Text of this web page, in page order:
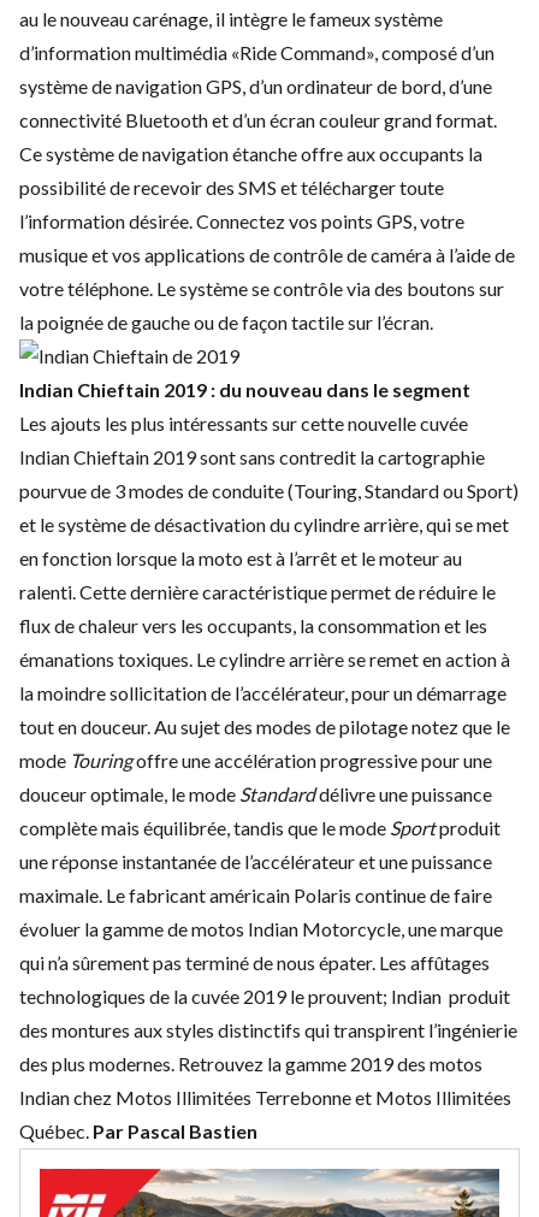
au le nouveau carénage, il intègre le fameux système
d’information multimédia «Ride Command», composé d’un
système de navigation GPS, d’un ordinateur de bord, d’une
connectivité Bluetooth et d’un écran couleur grand format.
Ce système de navigation étanche offre aux occupants la
possibilité de recevoir des SMS et télécharger toute
l’information désirée. Connectez vos points GPS, votre
musique et vos applications de contrôle de caméra à l’aide de
votre téléphone. Le système se contrôle via des boutons sur
la poignée de gauche ou de façon tactile sur l’écran.
Indian Chieftain 2019 : du nouveau dans le segment
Les ajouts les plus intéressants sur cette nouvelle cuvée
Indian Chieftain 2019 sont sans contredit la cartographie
pourvue de 3 modes de conduite (Touring, Standard ou Sport)
et le système de désactivation du cylindre arrière, qui se met
en fonction lorsque la moto est à l’arrêt et le moteur au
ralenti. Cette dernière caractéristique permet de réduire le
flux de chaleur vers les occupants, la consommation et les
émanations toxiques. Le cylindre arrière se remet en action à
la moindre sollicitation de l’accélérateur, pour un démarrage
tout en douceur. Au sujet des modes de pilotage notez que le
mode Touringoffre une accélération progressive pour une
douceur optimale, le mode Standarddélivre une puissance
complète mais équilibrée, tandis que le mode Sportproduit
une réponse instantanée de l’accélérateur et une puissance
maximale. Le fabricant américain Polaris continue de faire
évoluer lagamme de motos Indian Motorcycle, une marque
qui n’a sûrement pas terminé de nous épater. Les affûtages
technologiques de la cuvée 2019 le prouvent; Indian produit
des montures aux styles distinctifs qui transpirent l’ingénierie
des plus modernes. Retrouvez la gamme 2019 des motos
Indian chez Motos Illimitées Terrebonneet Motos Illimitées
Québec. Par Pascal Bastien